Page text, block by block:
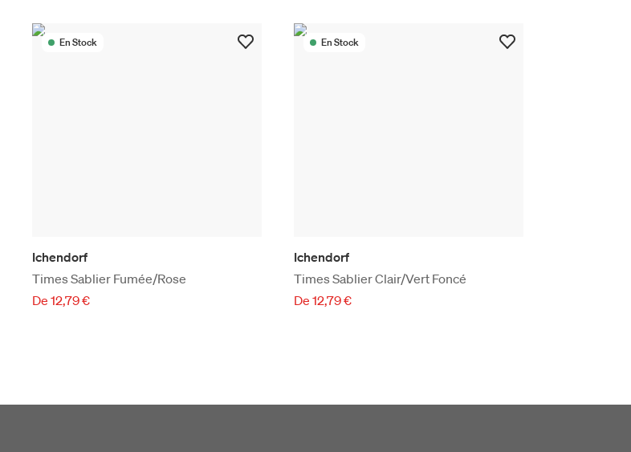
En Stock
Ichendorf
Times Sablier Fumée/Rose
De 12,79 €
En Stock
Ichendorf
Times Sablier Clair/Vert Foncé
De 12,79 €